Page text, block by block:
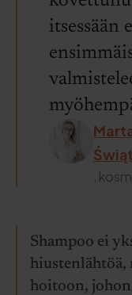
itsessään
,
Shampoo ei
hiustenlähtöä,
hoitoon,